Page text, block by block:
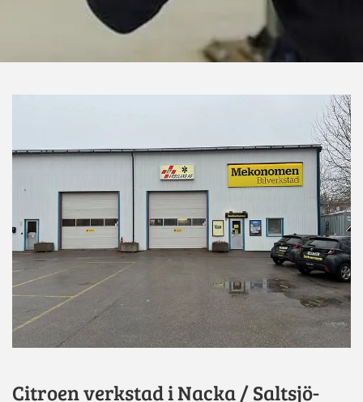
Citroen verkstad i Nacka / Saltsjö-